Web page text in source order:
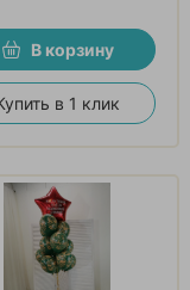
В корзину
в 1 клик